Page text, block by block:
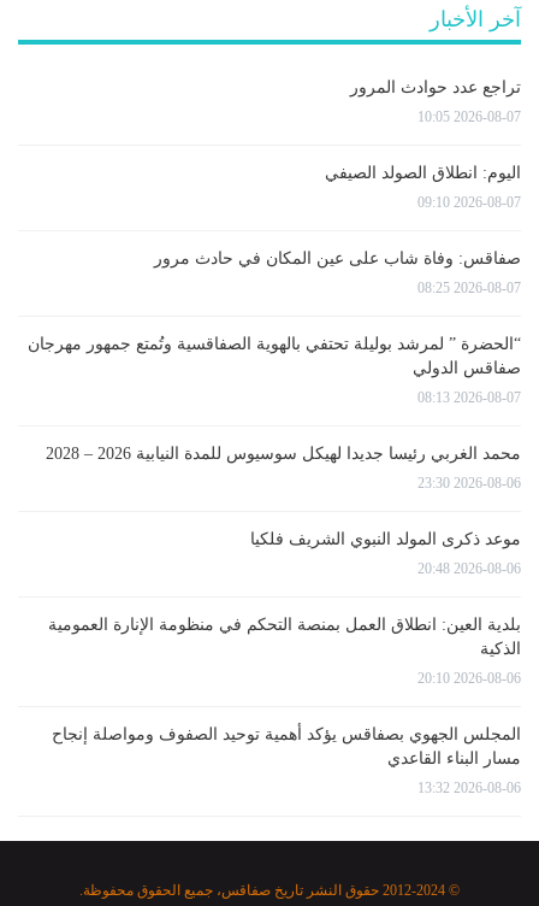
آخر الأخبار
تراجع عدد حوادث المرور
2026-08-07 10:05
اليوم: انطلاق الصولد الصيفي
2026-08-07 09:10
صفاقس: وفاة شاب على عين المكان في حادث مرور
2026-08-07 08:25
“الحضرة ” لمرشد بوليلة تحتفي بالهوية الصفاقسية وتُمتع جمهور مهرجان
صفاقس الدولي
2026-08-07 08:13
محمد الغربي رئيسا جديدا لهيكل سوسيوس للمدة النيابية 2026 – 2028
2026-08-06 23:30
موعد ذكرى المولد النبوي الشريف فلكيا
2026-08-06 20:48
بلدية العين: انطلاق العمل بمنصة التحكم في منظومة الإنارة العمومية
الذكية
2026-08-06 20:10
المجلس الجهوي بصفاقس يؤكد أهمية توحيد الصفوف ومواصلة إنجاح
مسار البناء القاعدي
2026-08-06 13:32
© 2012-2024 حقوق النشر تاريخ صفاقس، جميع الحقوق محفوظة.